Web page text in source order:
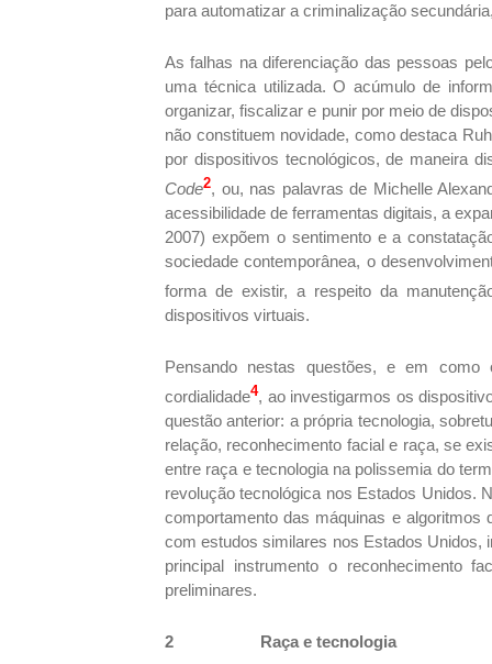
para automatizar a criminalização
As falhas na diferenciação das pessoas
uma técnica utilizada. O acúmulo de
organizar, fiscalizar e punir por meio de
não constituem novidade, como destaca
por dispositivos tecnológicos, de maneira
Code2, ou, nas palavras de Michelle
acessibilidade de ferramentas digitais, a
2007) expõem o sentimento e a
sociedade contemporânea, o
forma de existir, a respeito da
dispositivos virtuais.
Pensando nestas questões, e em
cordialidade4, ao investigarmos os
questão anterior: a própria tecnologia,
relação, reconhecimento facial e raça, se
entre raça e tecnologia na polissemia do
revolução tecnológica nos Estados Unidos.
comportamento das máquinas e
com estudos similares nos Estados Unidos,
principal instrumento o reconhecimento
preliminares.
2 Raça e tecnologia